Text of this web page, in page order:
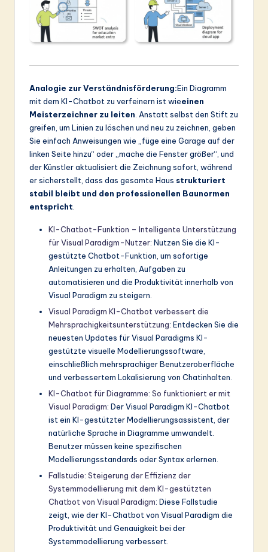
Analogie zur Verständnisförderung:Ein Diagramm
mit dem KI-Chatbot zu verfeinern ist wieeinen
Meisterzeichner zu leiten . Anstatt selbst den Stift zu
greifen, um Linien zu löschen und neu zu zeichnen, geben
Sie einfach Anweisungen wie „füge eine Garage auf der
linken Seite hinzu“ oder „mache die Fenster größer“, und
der Künstler aktualisiert die Zeichnung sofort, während
er sicherstellt, dass das gesamte Haus strukturiert
stabil bleibt und den professionellen Baunormen
entspricht
KI-Chatbot-Funktion – Intelligente Unterstützung
für Visual Paradigm-Nutzer: Nutzen Sie die KI-
gestützte Chatbot-Funktion, um sofortige
Anleitungen zu erhalten, Aufgaben zu
automatisieren und die Produktivität innerhalb von
Visual Paradigm zu steigern.
Visual Paradigm KI-Chatbot verbessert die
Mehrsprachigkeitsunterstützung: Entdecken Sie die
neuesten Updates für Visual Paradigms KI-
gestützte visuelle Modellierungssoftware,
einschließlich mehrsprachiger Benutzeroberfläche
und verbessertem Lokalisierung von Chatinhalten.
KI-Chatbot für Diagramme: So funktioniert er mit
Visual Paradigm: Der Visual Paradigm KI-Chatbot
ist ein KI-gestützter Modellierungsassistent, der
natürliche Sprache in Diagramme umwandelt.
Benutzer müssen keine spezifischen
Modellierungsstandards oder Syntax erlernen.
Fallstudie: Steigerung der Effizienz der
Systemmodellierung mit dem KI-gestützten
Chatbot von Visual Paradigm: Diese Fallstudie
zeigt, wie der KI-Chatbot von Visual Paradigm die
Produktivität und Genauigkeit bei der
Systemmodellierung verbessert.